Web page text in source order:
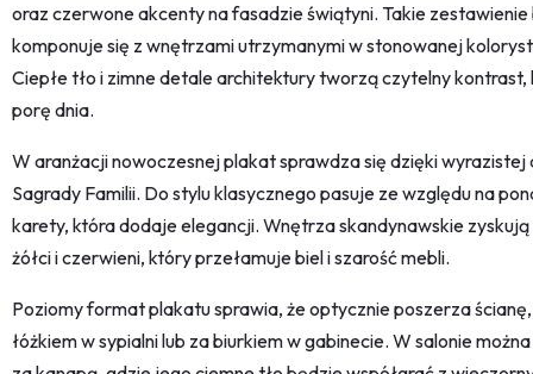
oraz czerwone akcenty na fasadzie świątyni. Takie
komponuje się z wnętrzami utrzymanymi w stonowanej
Ciepłe tło i zimne detale architektury tworzą czytelny
porę dnia.
W aranżacji nowoczesnej plakat sprawdza się dzięki
Sagrady Familii. Do stylu klasycznego pasuje ze względu na
karety, która dodaje elegancji. Wnętrza skandynawskie
żółci i czerwieni, który przełamuje biel i szarość mebli.
Poziomy format plakatu sprawia, że optycznie poszerza
łóżkiem w sypialni lub za biurkiem w gabinecie. W salonie